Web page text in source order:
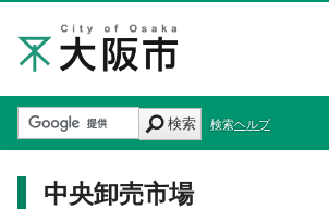
検索 検索ヘルプ
中央卸売市場